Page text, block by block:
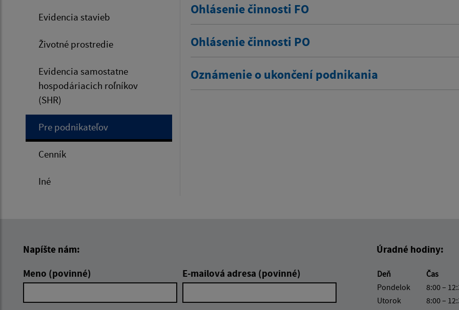
Evidencia stavieb
Životné prostredie
Evidencia samostatne
hospodáriacich roľníkov
(SHR)
Pre podnikateľov
Cenník
Iné
Ohlásenie činnosti FO
Ohlásenie činnosti PO
Oznámenie o ukončení podnikania
Napíšte nám:
Meno (povinné)
E-mailová adresa (povinné)
Úradné hodiny:
Deň
Čas
Pondelok
8:00 –
Utorok
8:00 –